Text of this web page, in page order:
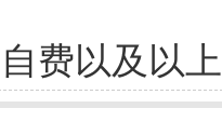
费以及以